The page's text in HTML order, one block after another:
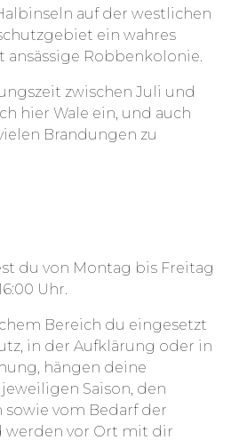
auf der westlichen
ein wahres
ansässige Robbenkolonie.
zwischen Juli und
hier Wale ein, und auch
Brandungen zu
du von Montag bis Freitag
Uhr.
Bereich du eingesetzt
in der Aufklärung oder in
hängen deine
Saison, den
vom Bedarf der
werden vor Ort mit dir